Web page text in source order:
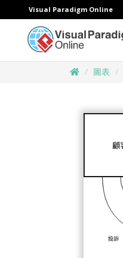
Visual Paradigm Online
圖表